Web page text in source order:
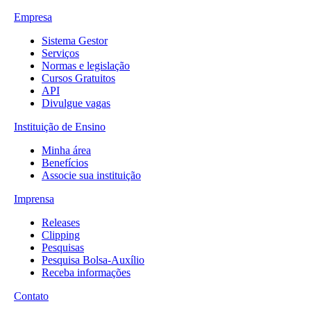
Empresa
Sistema Gestor
Serviços
Normas e legislação
Cursos Gratuitos
API
Divulgue vagas
Instituição de Ensino
Minha área
Benefícios
Associe sua instituição
Imprensa
Releases
Clipping
Pesquisas
Pesquisa Bolsa-Auxílio
Receba informações
Contato